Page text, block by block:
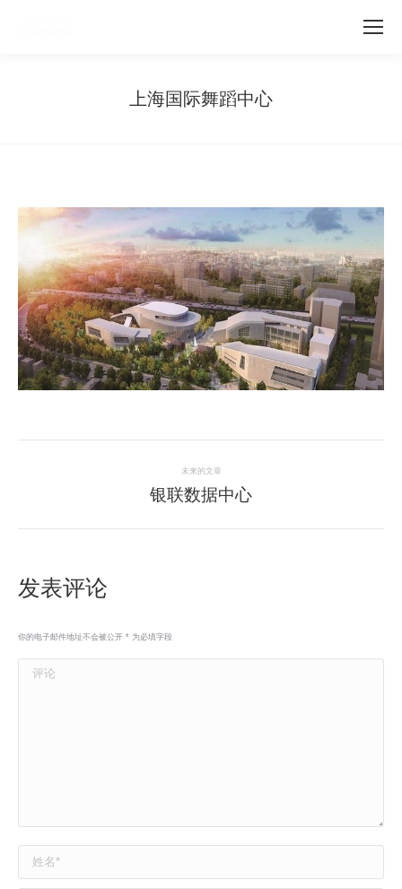
上海国际舞蹈中心
导
航
未来的文章
下
银联数据中心
发表评论
你的电子邮件地址不会被公开 * 为必填字段
评论
姓名 *